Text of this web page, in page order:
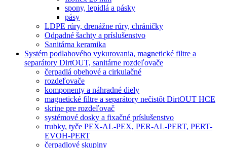
spony, lepidlá a pásky
pásy
LDPE rúry, drenážne rúry, chráničky
Odpadné šachty a príslušenstvo
Sanitárna keramika
Systém podlahového vykurovania, magnetické filtre a
separátory DirtOUT, sanitárne rozdeľovače
čerpadlá obehové a cirkulačné
rozdeľovače
komponenty a náhradné diely
magnetické filtre a separátory nečistôt DirtOUT HCE
skrine pre rozdeľovač
systémové dosky a fixačné príslušenstvo
trubky, tyče PEX-AL-PEX, PER-AL-PERT, PERT-
EVOH-PERT
čerpadlové skupiny